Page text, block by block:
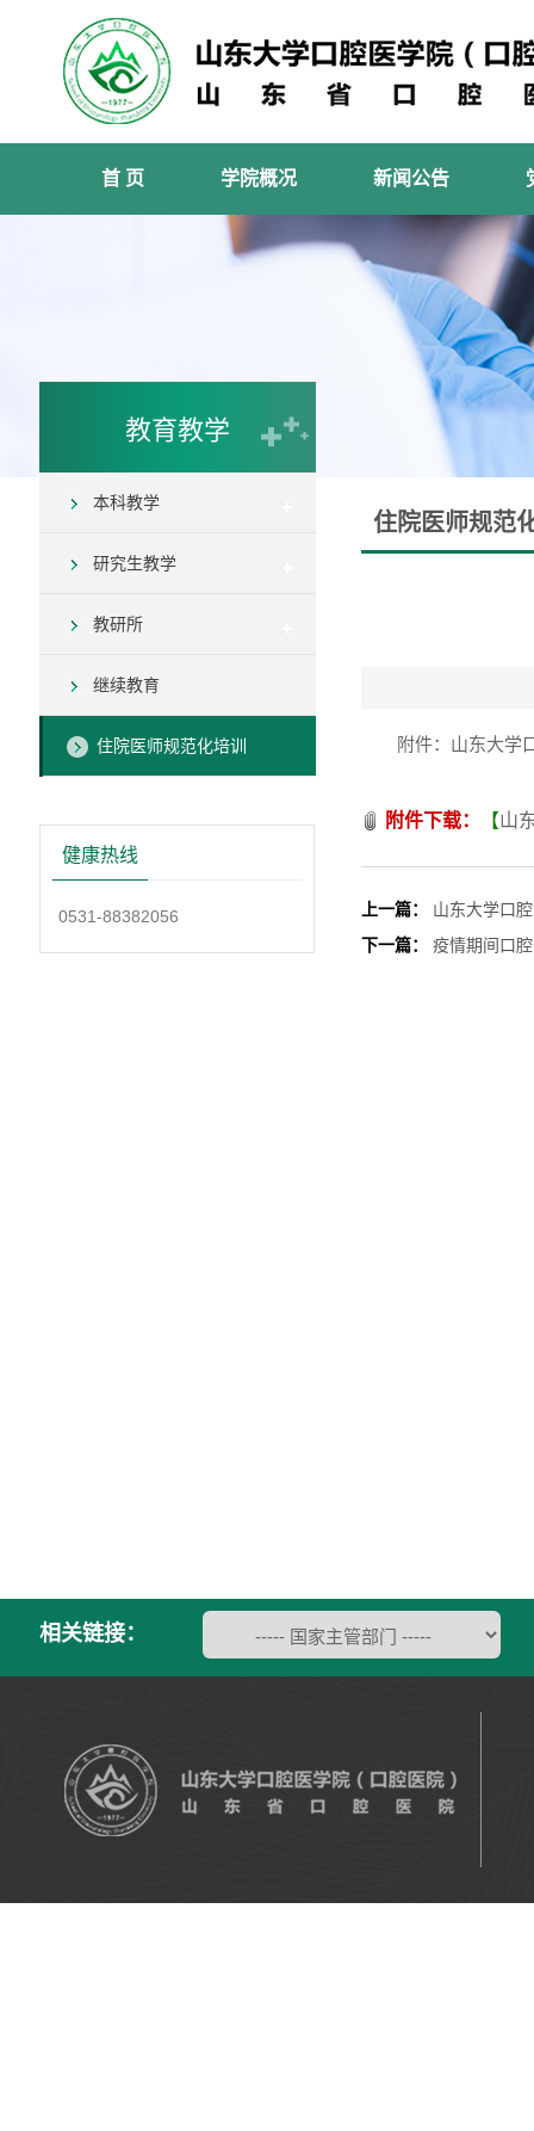
首 页 学院概况 新闻公告
教育教学
本科教学
研究生教学
教研所
继续教育
住院医师规范化培训
健康热线
0531-88382056
住院医师规范
附件：山东大学
附件下载： 【山
上一篇：
山东大学口
下一篇：
疫情期间口
相关链接：